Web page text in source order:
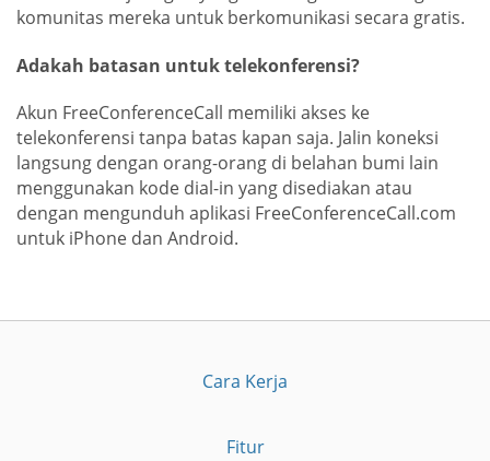
komunitas mereka untuk berkomunikasi secara gratis.
Adakah batasan untuk telekonferensi?
Akun FreeConferenceCall memiliki akses ke
telekonferensi tanpa batas kapan saja. Jalin koneksi
langsung dengan orang-orang di belahan bumi lain
menggunakan kode dial-in yang disediakan atau
dengan mengunduh aplikasi FreeConferenceCall.com
untuk iPhone dan Android.
Cara Kerja
Fitur